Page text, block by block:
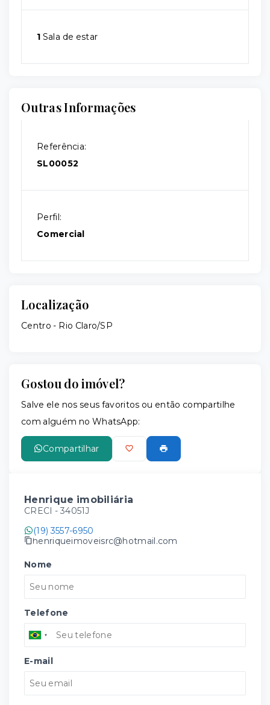
1 Sala de estar
Outras Informações
Referência:
SL00052
Perfil:
Comercial
Localização
Centro - Rio Claro/SP
Gostou do imóvel?
Salve ele nos seus favoritos ou então compartilhe
com alguém no WhatsApp:
Compartilhar
Henrique imobiliária
CRECI - 34051J
(19) 3557-6950
henriqueimoveisrc@hotmail.com
Nome
Telefone
E-mail